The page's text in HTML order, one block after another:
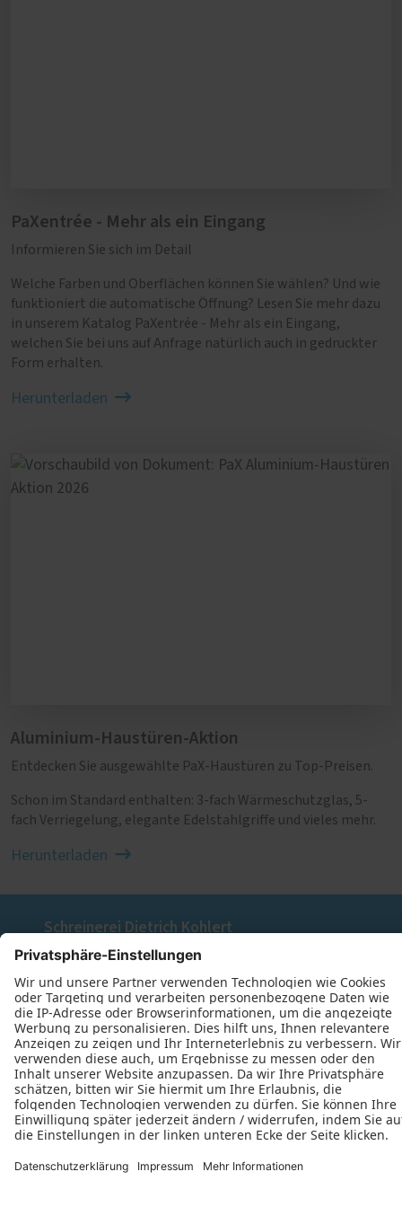
gerne ein Angebot für Sie.
PaXentrée - Mehr als ein Eingang
Informieren Sie sich im Detail
Welche Farben und Oberflächen können Sie wählen? Und wie
funktioniert die automatische Öffnung? Lesen Sie mehr dazu
in unserem Katalog PaXentrée - Mehr als ein Eingang,
welchen Sie bei uns auf Anfrage natürlich auch in gedruckter
Form erhalten.
Herunterladen
Aluminium-Haustüren-Aktion
Entdecken Sie ausgewählte PaX-Haustüren zu Top-Preisen.
Schon im Standard enthalten: 3-fach Wärmeschutzglas, 5-
fach Verriegelung, elegante Edelstahlgriffe und vieles mehr.
Herunterladen
Schreinerei Dietrich Kohlert
Klein-Breitenbach 4a
69509 Mörlenbach
+49 (162) 7837626
E-Mail schreiben
Öffnungszeiten
Montag: 07:30–16:00 Uhr